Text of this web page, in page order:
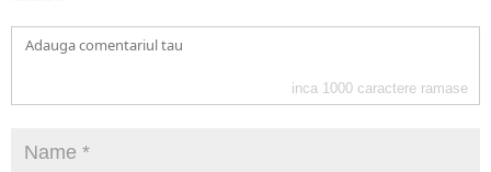
inca 1000 caractere ramase